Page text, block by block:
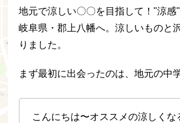
地元で涼しい〇〇を目指して！"涼感
岐阜県・郡上八幡へ。涼しいものと
りました。
まず最初に出会ったのは、地元の中
こんにちは〜オススメの涼しくな